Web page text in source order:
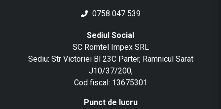
0758 047 539
Sediul Social
SC Romtel Impex SRL
Sediu: Str Victoriei Bl 23C Parter, Ramnicul Sarat
J10/37/200,
Cod fiscal: 13675301
Punct de lucru